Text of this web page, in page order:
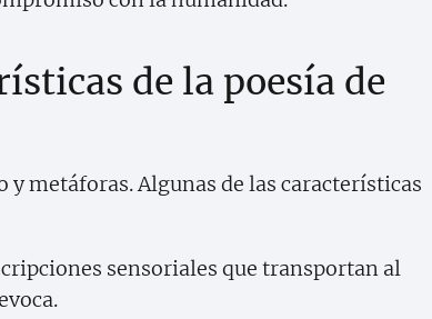
de la poesía de
y metáforas. Algunas de las características
sensoriales que transportan al